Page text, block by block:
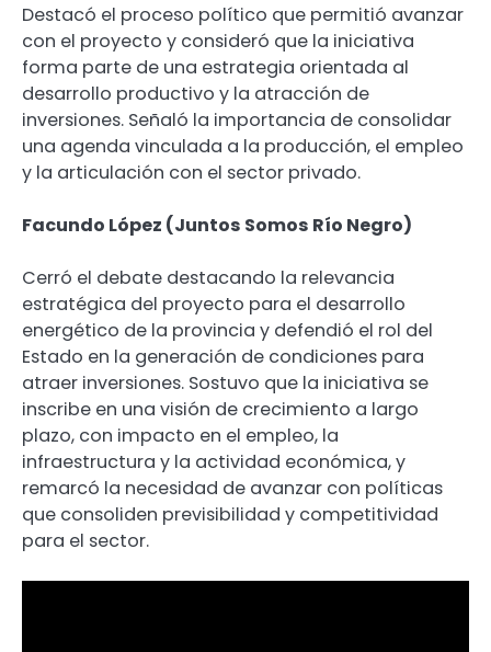
Destacó el proceso político que permitió avanzar
con el proyecto y consideró que la iniciativa
forma parte de una estrategia orientada al
desarrollo productivo y la atracción de
inversiones. Señaló la importancia de consolidar
una agenda vinculada a la producción, el empleo
y la articulación con el sector privado.
Facundo López (Juntos Somos Río Negro)
Cerró el debate destacando la relevancia
estratégica del proyecto para el desarrollo
energético de la provincia y defendió el rol del
Estado en la generación de condiciones para
atraer inversiones. Sostuvo que la iniciativa se
inscribe en una visión de crecimiento a largo
plazo, con impacto en el empleo, la
infraestructura y la actividad económica, y
remarcó la necesidad de avanzar con políticas
que consoliden previsibilidad y competitividad
para el sector.